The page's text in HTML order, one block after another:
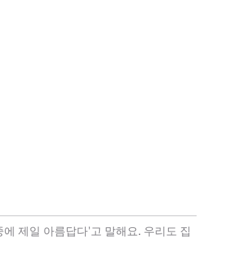
제일 아름답다'고 말해요. 우리도 집